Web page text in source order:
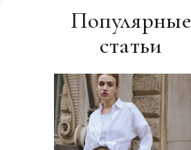
Популярные
статьи